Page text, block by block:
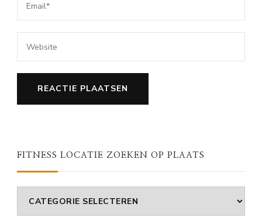
FITNESS LOCATIE ZOEKEN OP PLAATS
Fitness
Locatie